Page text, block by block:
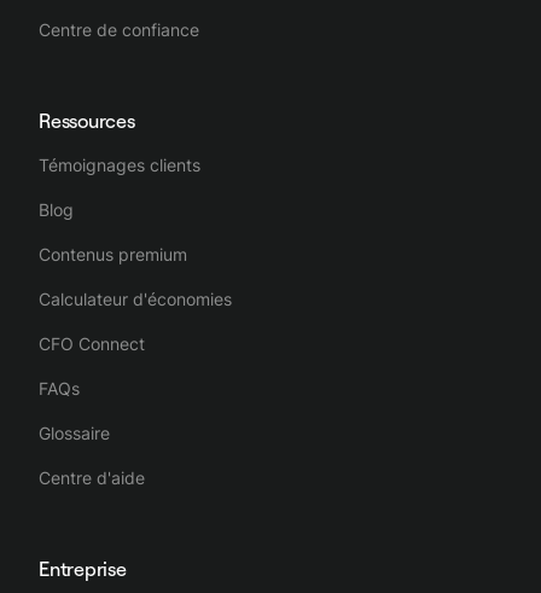
Centre de confiance
Ressources
Témoignages clients
Blog
Contenus premium
Calculateur d'économies
CFO Connect
FAQs
Glossaire
Centre d'aide
Entreprise